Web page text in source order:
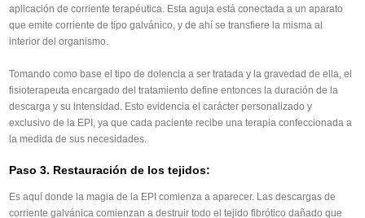
aplicación de corriente terapéutica. Esta aguja está conectada a un aparato
que emite corriente de tipo galvánico, y de ahí se transfiere la misma al
interior del organismo.
Tomando como base el tipo de dolencia a ser tratada y la gravedad de ella, el
fisioterapeuta encargado del tratamiento define entonces la duración de la
descarga y su intensidad. Esto evidencia el carácter personalizado y
exclusivo de la EPI, ya que cada paciente recibe una terapia confeccionada a
la medida de sus necesidades.
Paso 3. Restauración de los tejidos:
Es aquí donde la magia de la EPI comienza a aparecer. Las descargas de
corriente galvánica comienzan a destruir todo el tejido fibrótico dañado que